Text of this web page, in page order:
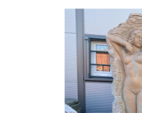
je
5
hvězdiček.